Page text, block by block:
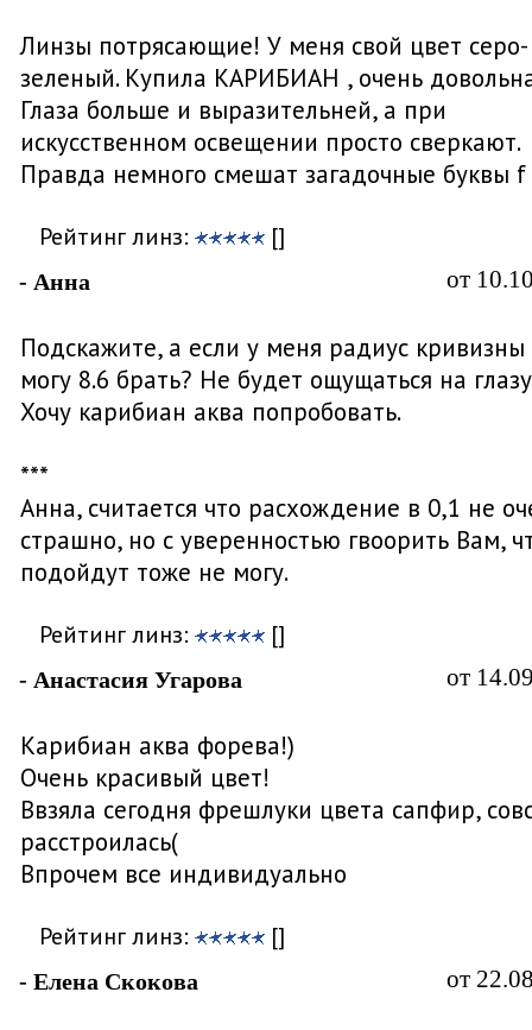
Линзы потрясающие! У меня свой цвет серо-
зеленый. Купила КАРИБИАН , очень
Глаза больше и выразительней, а при
искусственном освещении просто сверкают.
Правда немного смешат загадочные буквы f
Рейтинг линз: []
- Анна от
Подскажите, а если у меня радиус кривизны
могу 8.6 брать? Не будет ощущаться на
Хочу карибиан аква попробовать.
***
Анна, считается что расхождение в 0,1 не
страшно, но с уверенностью гвоорить Вам,
подойдут тоже не могу.
Рейтинг линз: []
- Анастасия Угарова от
Карибиан аква форева!)
Очень красивый цвет!
Ввзяла сегодня фрешлуки цвета сапфир,
расстроилась(
Впрочем все индивидуально
Рейтинг линз: []
- Елена Скокова от